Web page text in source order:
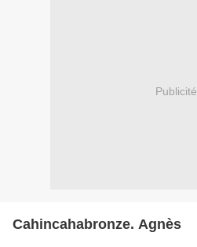
Publicité
Cahincahabronze. Agnès